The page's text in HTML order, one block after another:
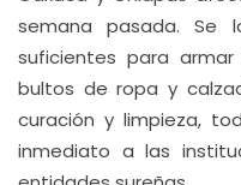
semana pasada. Se
suficientes para
bultos de ropa y
curación y limpieza,
inmediato a las